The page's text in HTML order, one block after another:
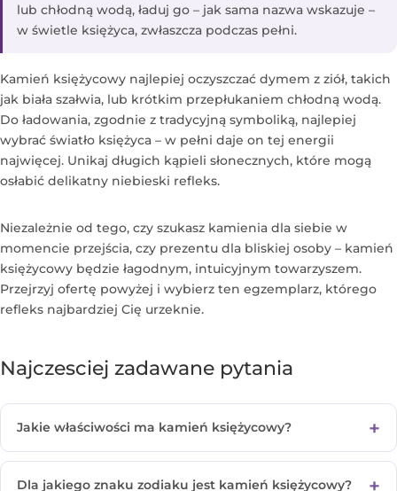
lub chłodną wodą, ładuj go – jak sama nazwa wskazuje –
w świetle księżyca, zwłaszcza podczas pełni.
Kamień księżycowy najlepiej oczyszczać dymem z ziół, takich
jak biała szałwia, lub krótkim przepłukaniem chłodną wodą.
Do ładowania, zgodnie z tradycyjną symboliką, najlepiej
wybrać światło księżyca – w pełni daje on tej energii
najwięcej. Unikaj długich kąpieli słonecznych, które mogą
osłabić delikatny niebieski refleks.
Niezależnie od tego, czy szukasz kamienia dla siebie w
momencie przejścia, czy prezentu dla bliskiej osoby – kamień
księżycowy będzie łagodnym, intuicyjnym towarzyszem.
Przejrzyj ofertę powyżej i wybierz ten egzemplarz, którego
refleks najbardziej Cię urzeknie.
Najczesciej zadawane pytania
Jakie właściwości ma kamień księżycowy?
Dla jakiego znaku zodiaku jest kamień księżycowy?